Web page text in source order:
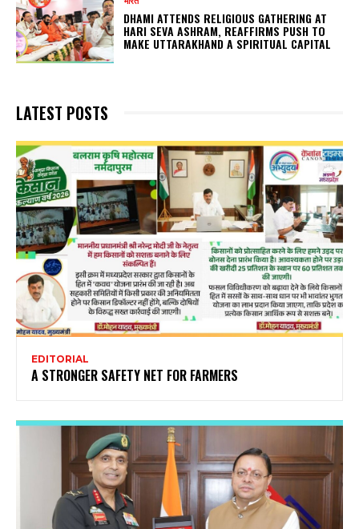
DHAMI ATTENDS RELIGIOUS GATHERING AT
HARI SEVA ASHRAM, REAFFIRMS PUSH TO
MAKE UTTARAKHAND A SPIRITUAL CAPITAL
LATEST POSTS
EDITORIAL
A STRONGER SAFETY NET FOR FARMERS